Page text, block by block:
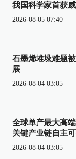
我国科学家首获
2026-08-05 07:40
石墨烯堆垛难题
展
2026-08-04 03:05
全球单产最大高
关键产业链自主
2026-08-04 03:05